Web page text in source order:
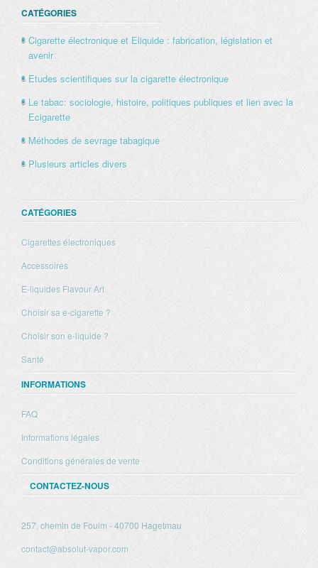
CATÉGORIES
Cigarette électronique et Eliquide : fabrication, législation et
avenir
Etudes scientifiques sur la cigarette électronique
Le tabac: sociologie, histoire, politiques publiques et lien avec la
Ecigarette
Méthodes de sevrage tabagique
Plusieurs articles divers
CATÉGORIES
Cigarettes électroniques
Accessoires
E-liquides Flavour Art
Choisir sa e-cigarette ?
Choisir son e-liquide ?
Santé
INFORMATIONS
FAQ
Informations légales
Conditions générales de vente
CONTACTEZ-NOUS
257, chemin de Fouim - 40700 Hagetmau
contact@absolut-vapor.com